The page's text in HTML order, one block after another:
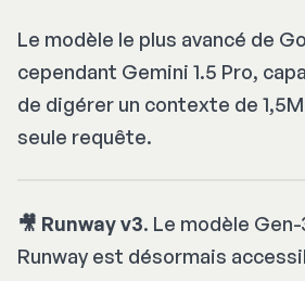
Le modèle le plus avancé de
cependant Gemini 1.5 Pro,
de digérer un contexte de
seule requête.
🎥 Runway v3. Le modèle
Runway est désormais